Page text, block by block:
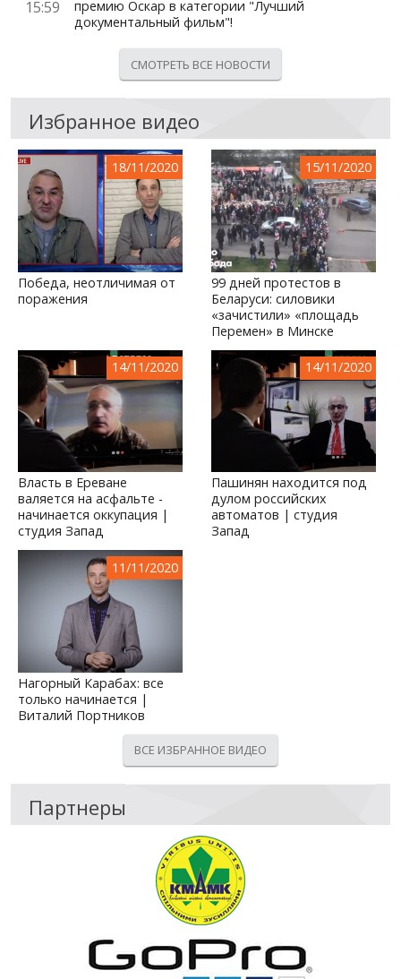
15:59
премию Оскар в категории "Лучший
документальный фильм"!
СМОТРЕТЬ ВСЕ НОВОСТИ
Избранное видео
18/11/2020
Победа, неотличимая от
поражения
15/11/2020
99 дней протестов в
Беларуси: силовики
«зачистили» «площадь
Перемен» в Минске
14/11/2020
Власть в Ереване
валяется на асфальте -
начинается оккупация |
студия Запад
14/11/2020
Пашинян находится под
дулом российских
автоматов | студия
Запад
11/11/2020
Нагорный Карабах: все
только начинается |
Виталий Портников
ВСЕ ИЗБРАННОЕ ВИДЕО
Партнеры